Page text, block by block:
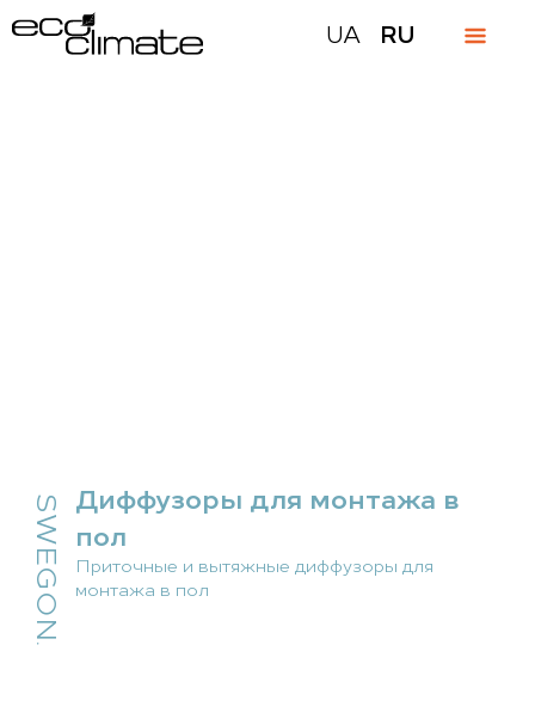
UA RU
SWEGON. Диффузоры для монтажа в
пол
Приточные и вытяжные диффузоры для
монтажа в пол